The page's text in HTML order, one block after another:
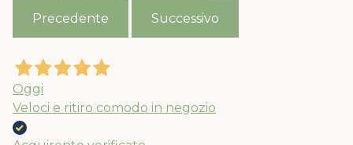
Precedente
Successivo
Oggi
Veloci e ritiro comodo in negozio